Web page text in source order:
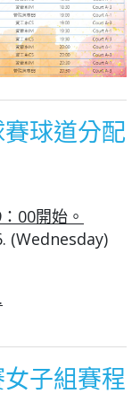
球道分配
00開始。
(Wednesday)
子組賽程